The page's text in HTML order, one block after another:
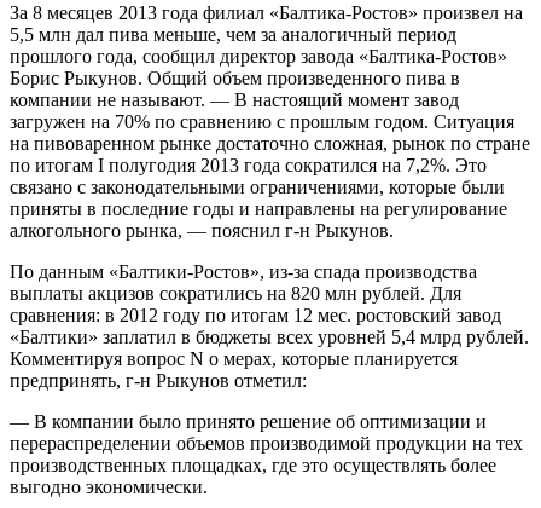
За 8 месяцев 2013 года филиал «Балтика-Ростов» произвел на
5,5 млн дал пива меньше, чем за аналогичный период
прошлого года, сообщил директор завода «Балтика-Ростов»
Борис Рыкунов. Общий объем произведенного пива в
компании не называют. — В настоящий момент завод
загружен на 70% по сравнению с прошлым годом. Ситуация
на пивоваренном рынке достаточно сложная, рынок по стране
по итогам I полугодия 2013 года сократился на 7,2%. Это
связано с законодательными ограничениями, которые были
приняты в последние годы и направлены на регулирование
алкогольного рынка, — пояснил г-н Рыкунов.
По данным «Балтики-Ростов», из-за спада производства
выплаты акцизов сократились на 820 млн рублей. Для
сравнения: в 2012 году по итогам 12 мес. ростовский завод
«Балтики» заплатил в бюджеты всех уровней 5,4 млрд рублей.
Комментируя вопрос N о мерах, которые планируется
предпринять, г-н Рыкунов отметил:
— В компании было принято решение об оптимизации и
перераспределении объемов производимой продукции на тех
производственных площадках, где это осуществлять более
выгодно экономически.